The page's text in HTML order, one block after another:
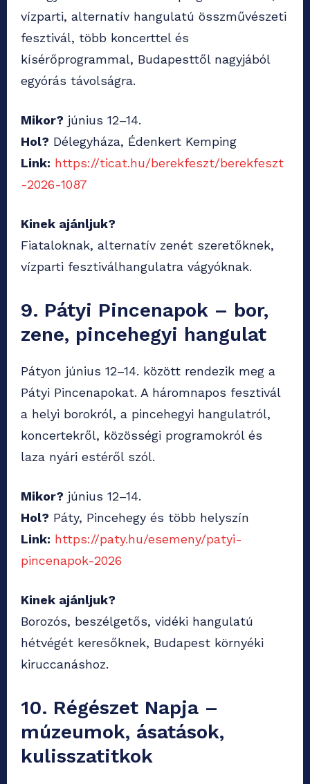
vízparti, alternatív hangulatú összművészeti
fesztivál, több koncerttel és
kísérőprogrammal, Budapesttől nagyjából
egyórás távolságra.
Mikor? június 12–14.
Hol? Délegyháza, Édenkert Kemping
Link: https://ticat.hu/berekfeszt/berekfeszt
-2026-1087
Kinek ajánljuk?
Fiataloknak, alternatív zenét szeretőknek,
vízparti fesztiválhangulatra vágyóknak.
9. Pátyi Pincenapok – bor,
zene, pincehegyi hangulat
Pátyon június 12–14. között rendezik meg a
Pátyi Pincenapokat. A háromnapos fesztivál
a helyi borokról, a pincehegyi hangulatról,
koncertekről, közösségi programokról és
laza nyári estéről szól.
Mikor? június 12–14.
Hol? Páty, Pincehegy és több helyszín
Link: https://paty.hu/esemeny/patyi-
pincenapok-2026
Kinek ajánljuk?
Borozós, beszélgetős, vidéki hangulatú
hétvégét keresőknek, Budapest környéki
kiruccanáshoz.
10. Régészet Napja –
múzeumok, ásatások,
kulisszatitkok